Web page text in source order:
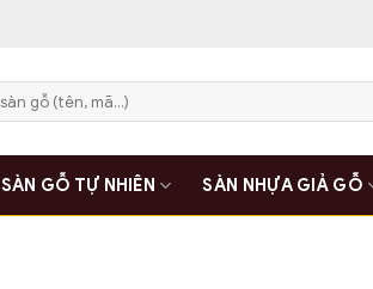
SÀN GỖ TỰ NHIÊN SÀN NHỰA GIẢ GỖ